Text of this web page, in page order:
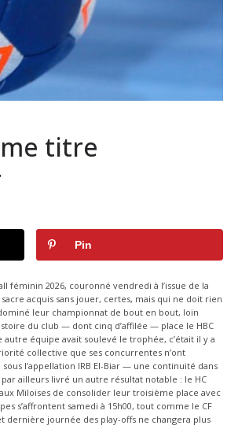
titre
Pin
féminin 2026, couronné vendredi à l’issue de la
acquis sans jouer, certes, mais qui ne doit rien
leur championnat de bout en bout, loin
du club — dont cinq d’affilée — place le HBC
équipe avait soulevé le trophée, c’était il y a
collective que ses concurrentes n’ont
l’appellation IRB El-Biar — une continuité dans
ailleurs livré un autre résultat notable : le HC
Miloises de consolider leur troisième place avec
s’affrontent samedi à 15h00, tout comme le CF
dernière journée des play-offs ne changera plus